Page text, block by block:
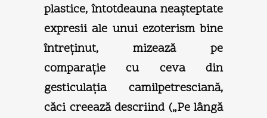
plastice, întotdeauna neaşteptate
expresii ale unui ezoterism bine
întreţinut, mizează pe
comparaţie cu ceva din
gesticulaţia camilpetresciană,
căci creează descriind („Pe lângă